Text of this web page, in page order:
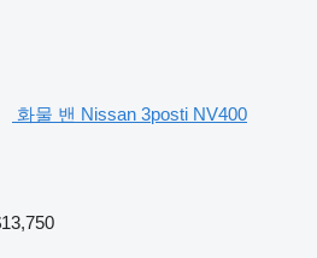
화물 밴 Nissan 3posti NV400